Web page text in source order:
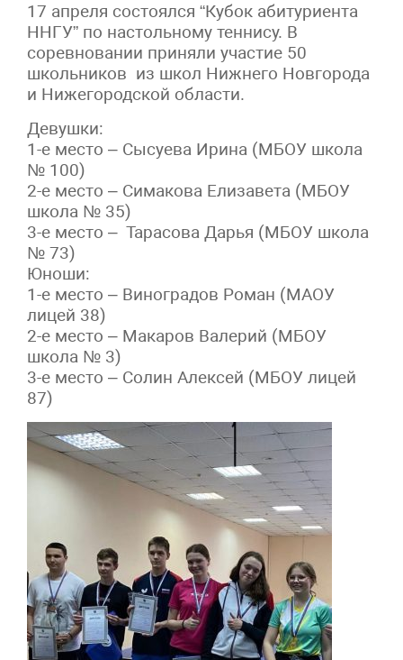
17 апреля состоялся “Кубок абитуриента
ННГУ” по настольному теннису. В
соревновании приняли участие 50
школьников из школ Нижнего Новгорода
и Нижегородской области.
Девушки:
1-е место – Сысуева Ирина (МБОУ школа
№ 100)
2-е место – Симакова Елизавета (МБОУ
школа № 35)
3-е место – Тарасова Дарья (МБОУ школа
№ 73)
Юноши:
1-е место – Виноградов Роман (МАОУ
лицей 38)
2-е место – Макаров Валерий (МБОУ
школа № 3)
3-е место – Солин Алексей (МБОУ лицей
87)